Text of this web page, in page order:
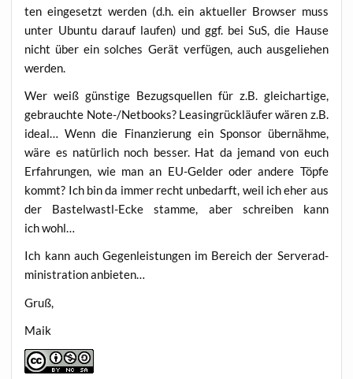
ten ein­ge­setzt wer­den (d.h. ein aktu­el­ler Brow­ser muss
unter Ubun­tu dar­auf lau­fen) und ggf. bei SuS, die Hau­se
nicht über ein sol­ches Gerät ver­fü­gen, auch aus­ge­lie­hen
werden.
Wer weiß güns­ti­ge Bezugs­quel­len für z.B. gleich­ar­ti­ge,
gebrauch­te Note-/Net­books? Lea­sing­rück­läu­fer wären z.B.
ide­al… Wenn die Finan­zie­rung ein Spon­sor über­näh­me,
wäre es natür­lich noch bes­ser. Hat da jemand von euch
Erfah­run­gen, wie man an EU-Gel­der oder ande­re Töp­fe
kommt? Ich bin da immer recht unbe­darft, weil ich eher aus
der Bas­tel­wastl-Ecke stam­me, aber schrei­ben kann
ich wohl…
Ich kann auch Gegen­leis­tun­gen im Bereich der Ser­ver­ad­
mi­nis­tra­ti­on anbieten…
Gruß,
Maik